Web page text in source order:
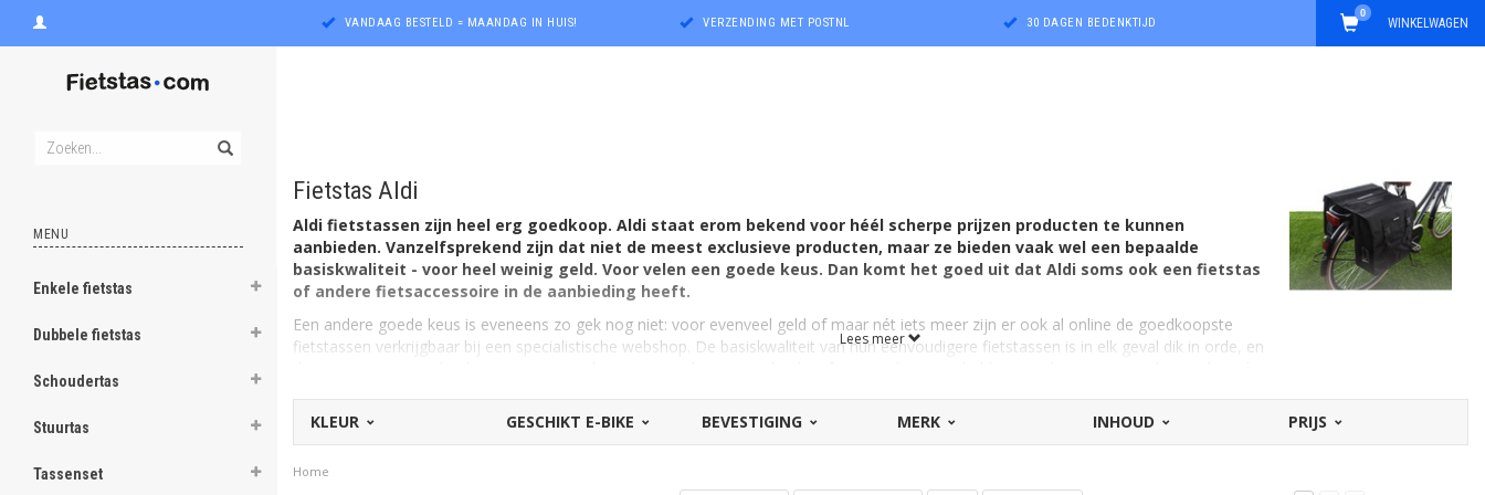
VANDAAG BESTELD = MAANDAG IN HUIS! VERZENDING MET POSTNL 30 DAGEN BEDENKTIJD WINKELWAGEN
0
MENU
Enkele fietstas
Dubbele fietstas
Schoudertas
Stuurtas
Tassenset
Fietstas Aldi
Aldi fietstassen zijn heel erg goedkoop. Aldi staat erom bekend voor héél scherpe prijzen producten te kunnen
aanbieden. Vanzelfsprekend zijn dat niet de meest exclusieve producten, maar ze bieden vaak wel een bepaalde
basiskwaliteit - voor heel weinig geld. Voor velen een goede keus. Dan komt het goed uit dat Aldi soms ook een fietstas
of andere fietsaccessoire in de aanbieding heeft.
Een andere goede keus is eveneens zo gek nog niet: voor evenveel geld of maar nét iets meer zijn er ook al online de goedkoopste
fietstassen verkrijgbaar bij een specialistische webshop. De basiskwaliteit van hun eenvoudigere fietstassen is in elk geval dik in orde, en
die hierin gespecialiseerd zijn. In plaats van een Aldi fietstas een 'échte' fietstas in de categorie 'goedkoop' kopen? Eentje die voor een
goedkope fietstas opvallend veel te bieden heeft? Qua kwaliteit, duurzaamheid en praktische eigenschappen? En natuurlijk: ook qua hoe
Lees meer
KLEUR GESCHIKT E-BIKE BEVESTIGING MERK INHOUD PRIJS
Home